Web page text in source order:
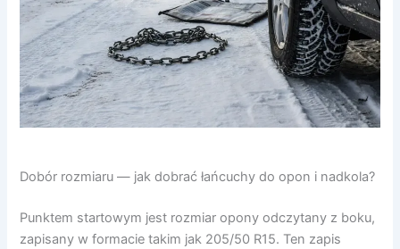
Dobór rozmiaru — jak dobrać łańcuchy do opon i nadkola?
Punktem startowym jest rozmiar opony odczytany z boku,
zapisany w formacie takim jak 205/50 R15. Ten zapis